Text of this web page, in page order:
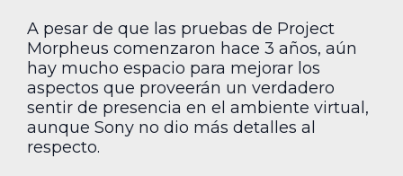
A pesar de que las pruebas de Project
Morpheus comenzaron hace 3 años, aún
hay mucho espacio para mejorar los
aspectos que proveerán un verdadero
sentir de presencia en el ambiente virtual,
aunque Sony no dio más detalles al
respecto.